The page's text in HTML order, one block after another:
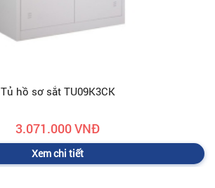
Tủ hồ sơ sắt TU09K3CK
3.071.000 VNĐ
Xem chi tiết